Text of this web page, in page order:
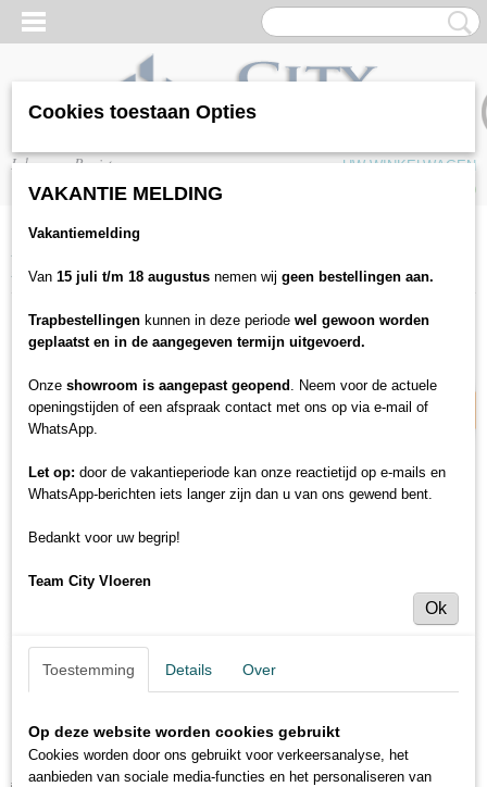
Inloggen Registreren
UW WINKELWAGEN
(0)
Home
zelfklevend 20mm
Kuberit - Hoekprofiel zilver
zelfklevend 20mm
Cookies toestaan Opties
VAKANTIE MELDING
Vakantiemelding
Van 15 juli t/m 18 augustus nemen wij geen bestellingen aan.
Trapbestellingen kunnen in deze periode wel gewoon worden
geplaatst en in de aangegeven termijn uitgevoerd.
Onze showroom is aangepast geopend . Neem voor de actuele
openingstijden of een afspraak contact met ons op via e-mail of
WhatsApp.
Let op: door de vakantieperiode kan onze reactietijd op e-mails en
WhatsApp-berichten iets langer zijn dan u van ons gewend bent.
Bedankt voor uw begrip!
Team City Vloeren
Ok
Toestemming Details Over
Op deze website worden cookies gebruikt
Cookies worden door ons gebruikt voor verkeersanalyse, het
aanbieden van sociale media-functies en het personaliseren van